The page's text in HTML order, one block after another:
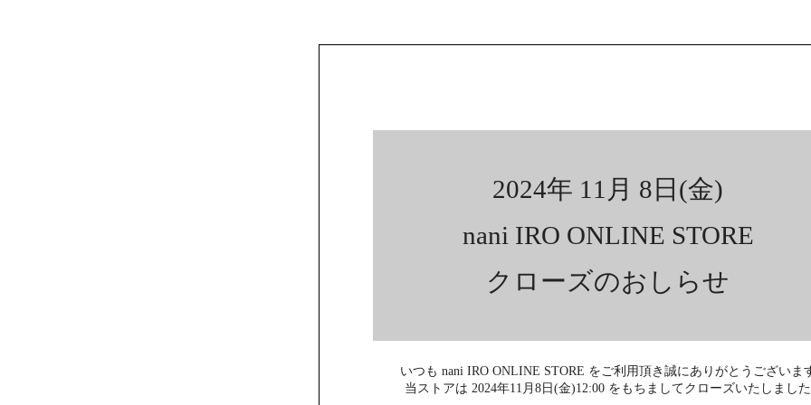
2024年 11月 8日(金)
nani IRO ONLINE STORE
クローズのおしらせ
いつも nani IRO ONLINE STORE をご利用頂き誠にありがとうございま
当ストアは 2024年11月8日(金)12:00 をもちましてクローズいたしました